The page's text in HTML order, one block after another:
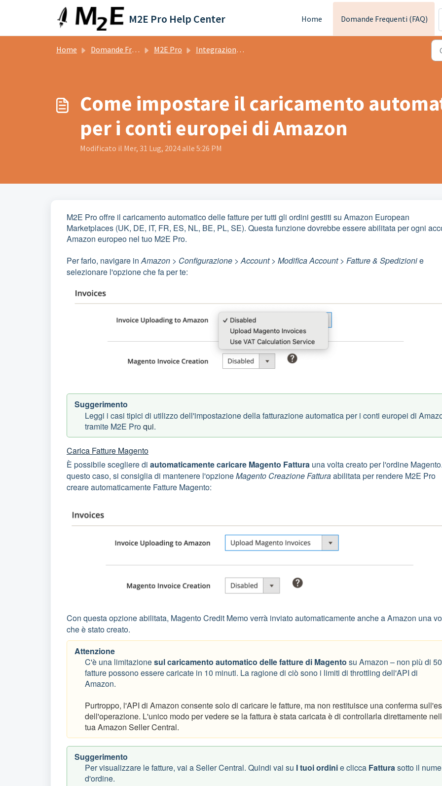
Salta al contenuto principale
M2E Pro Help Center Home Domande Frequenti (FAQ)
Home Domande Frequenti (FAQ) M2E Pro Integrazione Amazon
Come impostare il caricamento
per i conti europei di Amazon
Modificato il Mer, 31 Lug, 2024 alle 5:26 PM
M2E Pro offre il caricamento automatico delle fatture per tutti gli ordini gestiti su Amazon European
Marketplaces (UK, DE, IT, FR, ES, NL, BE, PL, SE). Questa funzione dovrebbe essere abilitata per ogni
Amazon europeo nel tuo M2E Pro.
Per farlo, navigare inAmazon > Configurazione > Account > Modifica Account > Fatture & Spedizionie
selezionare l'opzione che fa per te:
Suggerimento
Leggi i casi tipici di utilizzo dell'impostazione della fatturazione automatica per i conti europei di
tramite M2E Proqui.
Carica Fatture Magento
È possibile scegliere di automaticamentecaricare Magento Fattura una volta creato per l'ordine
questo caso, si consiglia di mantenere l'opzioneMagento Creazione Fatturaabilitata per rendere M2E Pro
creare automaticamente Fatture Magento:
Con questa opzione abilitata, Magento Credit Memo verrà inviato automaticamente anche a Amazon una
che è stato creato.
Attenzione
C'è una limitazionesul caricamento automatico delle fatture di Magento su Amazon – non più di 50
fatture possono essere caricate in 10 minuti. La ragione di ciò sono i limiti di throttling dell'API di
Amazon.
Purtroppo, l'API di Amazon consente solo di caricare le fatture, ma non restituisce una conferma
dell'operazione. L'unico modo per vedere se la fattura è stata caricata è di controllarla direttamente
tua Amazon Seller Central.
Suggerimento
Per visualizzare le fatture, vai a Seller Central. Quindi vai su I tuoi ordinie clicca Fatturasotto il
d'ordine.